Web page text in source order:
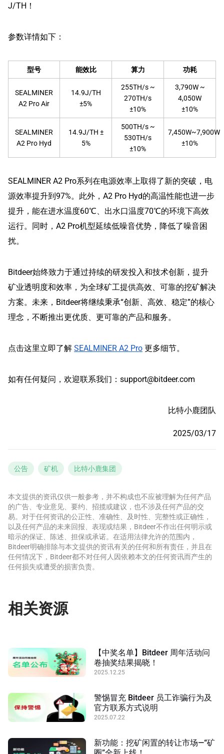
J/TH！
参数详情如下：
型号 能效比 算力 功耗
SEALMINER
A2 Pro Air
14.9J/TH
±5%
255TH/s ~
270TH/s
±10%
3,790W ~
4,050W
±10%
SEALMINER
A2 Pro Hyd
14.9J/TH ±
5%
500TH/s ~
530TH/s
±10%
7,450W~7,900W
±10%
SEALMINER A2 Pro系列在电源效率上取得了新的突破，电
源效率提升到97%。此外，A2 Pro Hyd的高温性能也进一步
提升，能在进水温度60℃、出水口温度70℃的环境下高效
运行。同时，A2 Pro机型延续低噪音优势，降低了噪音困
扰。
Bitdeer始终致力于通过持续的研发投入和技术创新，提升
矿业透明度和效率，为全球矿工提供高效、可靠的挖矿解决
方案。未来，Bitdeer将继续秉承“创新、高效、稳定”的核心
理念，不断推出更优质、更可靠的产品和服务。
点击这里立即了解 SEALMINER A2 Pro 更多细节。
如有任何疑问，欢迎联系我们： support@bitdeer.com
比特小鹿团队
2025/03/17
公告 矿机 比特小鹿集团
本文提供的资讯仅供一般参考，并不构成也不应被理解为任何产品
的广告、专业意见、要约、招揽或建议，也不涉及任何产品的交
易。对于任何资讯的公正性、准确性、及时性、完整性或正确性，
以及任何产品的未来回报、表现或结果，Bitdeer不作出任何明示或
暗示的保证、陈述、担保或承诺。在适用法律允许的范围内，
Bitdeer明确排除与本文提供的资讯有关的任何和所有责任，并且在
任何情况下，Bitdeer都不对任何人因依赖本文的任何资讯而产生的
任何损失或遭受的损害负责。
相关资源
【中奖名单】Bitdeer 周年活动问
卷抽奖结果揭晓！
2025.12.25
警惕冒充 Bitdeer 员工诈骗行为及
官方联系方式说明
2025.07.22
新功能：挖矿闲置的转让市场—“矿